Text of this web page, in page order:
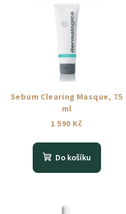
Sebum Clearing Masque, 75
ml
1 590 Kč
Do košíku